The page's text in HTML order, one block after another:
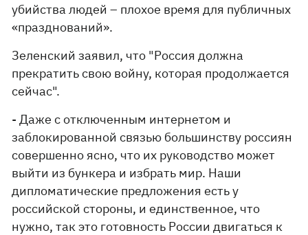
убийства людей – плохое время для публичных
«празднований».
Зеленский заявил, что "Россия должна
прекратить свою войну, которая продолжается
сейчас".
- Даже с отключенным интернетом и
заблокированной связью большинству россиян
совершенно ясно, что их руководство может
выйти из бункера и избрать мир. Наши
дипломатические предложения есть у
российской стороны, и единственное, что
нужно, так это готовность России двигаться к